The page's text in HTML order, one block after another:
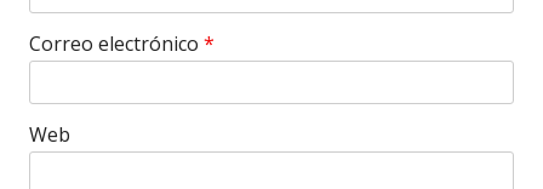
Correo electrónico *
Web